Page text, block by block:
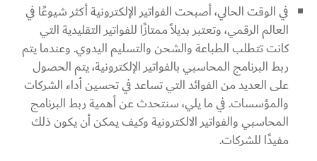
في الوقت الحالي، أصبحت الفواتير الإلكترونية أكثر شيوعًا في
العالم الرقمي، وتعتبر بديلاً ممتازًا للفواتير التقليدية التي
كانت تتطلب الطباعة والشحن والتسليم اليدوي. وعندما يتم
ربط البرنامج المحاسبي بالفواتير الإلكترونية، يتم الحصول
على العديد من الفوائد التي تساعد في تحسين أداء الشركات
والمؤسسات. في ما يلي، سنتحدث عن أهميةربط البرنامج
المحاسبي والفواتير الالكترونيةوكيف يمكن أن يكون ذلك
مفيدًا للشركات.